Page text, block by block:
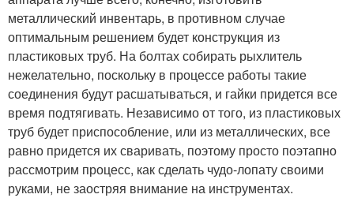
Самодельная копалка
металлический инвентарь, в противном случае
оптимальным решением будет конструкция из
пластиковых труб. На болтах собирать рыхлитель
нежелательно, поскольку в процессе работы такие
соединения будут расшатываться, и гайки придется все
время подтягивать. Независимо от того, из пластиковых
труб будет приспособление, или из металлических, все
равно придется их сваривать, поэтому просто поэтапно
рассмотрим процесс, как сделать чудо-лопату своими
руками, не заостряя внимание на инструментах.